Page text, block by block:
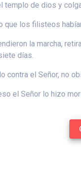
templo de dios y
que los filisteos
la marcha,
días.
contra el Señor, no
el Señor lo hizo